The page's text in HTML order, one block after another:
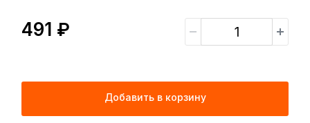
491 ₽
Добавить в корзину